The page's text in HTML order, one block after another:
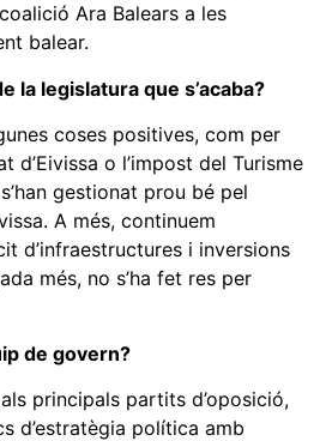
Ara Balears a les
balear.
la legislatura que s’acaba?
coses positives, com per
d’Eivissa o l’impost del Turisme
gestionat prou bé pel
A més, continuem
d’infraestructures i inversions
més, no s’ha fet res per
de govern?
principals partits d’oposició,
d’estratègia política amb